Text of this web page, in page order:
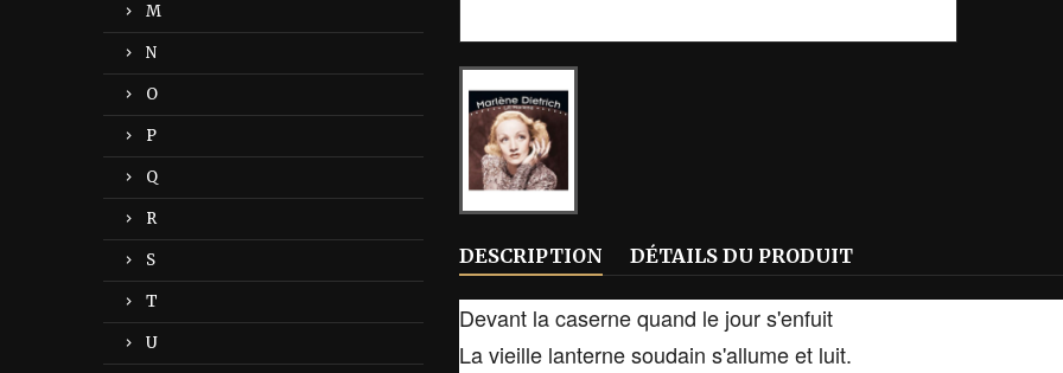
M
N
O
P
Q
R
S
T
U
DESCRIPTION DÉTAILS DU PRODUIT
Devant la caserne quand le jour s'enfuit
La vieille lanterne soudain s'allume et luit.